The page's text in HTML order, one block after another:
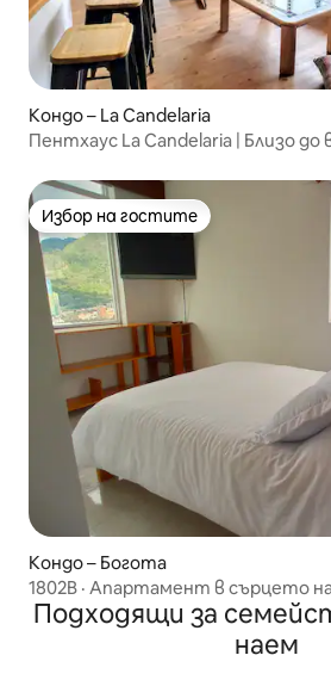
Кондо – La Candelaria
Пентхаус La Candelaria | Близо до
Избор на гостите
Избор на гостите
Кондо – Богота
1802B · Апартамент в сърцето
гледка
Подходящи за
наем